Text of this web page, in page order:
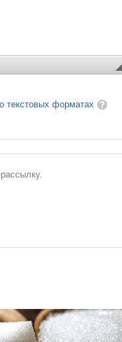
текстовых форматах